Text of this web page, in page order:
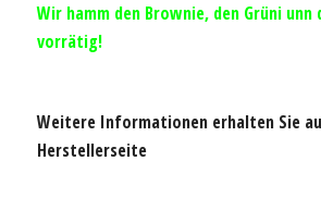
Wir hamm den Brownie, den Grüni
vorrätig!
Weitere Informationen erhalten Sie
Herstellerseite